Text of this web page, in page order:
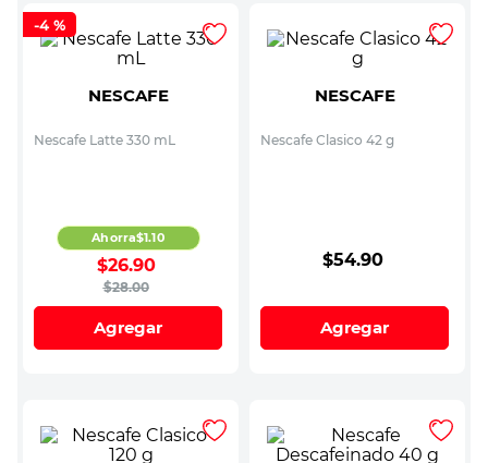
-4 %
NESCAFE
Nescafe Latte 330 mL
$28.00
$26.90
Ahorra$1.10
Agregar
NESCAFE
Nescafe Clasico 42 g
$54.90
Agregar